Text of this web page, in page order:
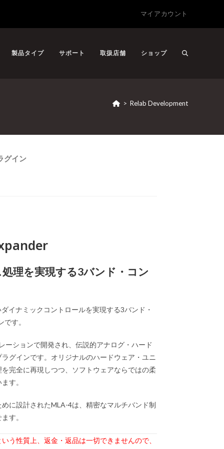
マイアカウント
製品タイプ サポート 取扱店舗 ショップ
> Relab Development
グイン
理を実現する3バンド・コン
イナミックコントロールを実現する3バンド・
す。
ーションで開発され、伝説的アナログ・ハード
グインです。オリジナルのハードウェア・ユニ
完全に再現しつつ、ソフトウェアならではの柔
す。
に設計されたMLA-4は、精密なマルチバンド制
す。
う性質上、 返金・返品は一切できませんので、